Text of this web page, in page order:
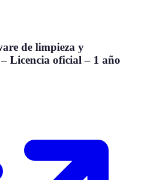
de limpieza y
Licencia oficial – 1 año